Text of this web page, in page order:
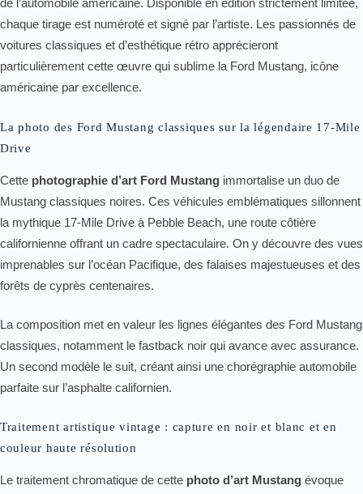
de l’automobile américaine. Disponible en édition strictement limitée,
chaque tirage est numéroté et signé par l’artiste. Les passionnés de
voitures classiques et d’esthétique rétro apprécieront
particulièrement cette œuvre qui sublime la Ford Mustang, icône
américaine par excellence.
La photo des Ford Mustang classiques sur la légendaire 17-Mile
Drive
Cette photographie d’art Ford Mustang immortalise un duo de
Mustang classiques noires. Ces véhicules emblématiques sillonnent
la mythique 17-Mile Drive à Pebble Beach, une route côtière
californienne offrant un cadre spectaculaire. On y découvre des vues
imprenables sur l’océan Pacifique, des falaises majestueuses et des
forêts de cyprès centenaires.
La composition met en valeur les lignes élégantes des Ford Mustang
classiques, notamment le fastback noir qui avance avec assurance.
Un second modèle le suit, créant ainsi une chorégraphie automobile
parfaite sur l’asphalte californien.
Traitement artistique vintage : capture en noir et blanc et en
couleur haute résolution
Le traitement chromatique de cette photo d’art Mustang évoque